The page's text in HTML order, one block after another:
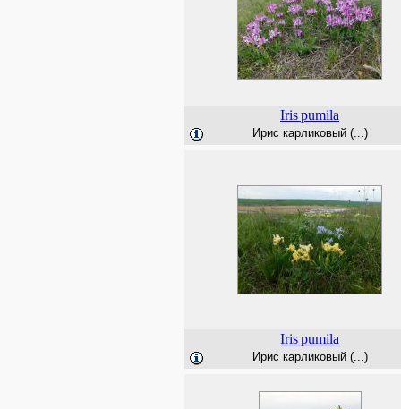
Irispumila
Ирис карликовый (...)
Irispumila
Ирис карликовый (...)